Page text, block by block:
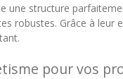
une structure
robustes. Grâce à leur
pour vos